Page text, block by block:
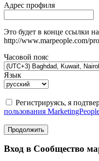
Адрес профиля
Это будет в конце ссылки
http://www.marpeople.com/
Часовой пояс
Язык
Регистрируясь, я
пользования
Продолжить
Вход в Сообщество